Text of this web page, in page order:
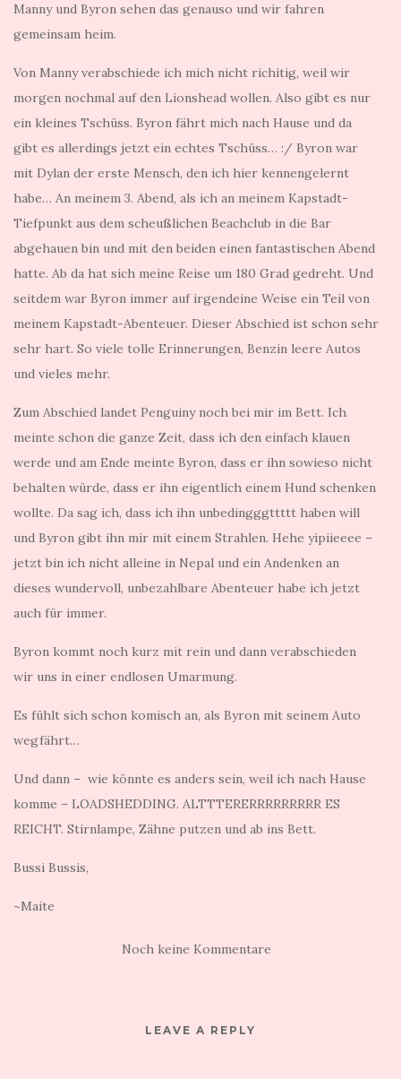
Manny und Byron sehen das genauso und wir fahren
gemeinsam heim.
Von Manny verabschiede ich mich nicht richitig, weil wir
morgen nochmal auf den Lionshead wollen. Also gibt es nur
ein kleines Tschüss. Byron fährt mich nach Hause und da
gibt es allerdings jetzt ein echtes Tschüss… :/ Byron war
mit Dylan der erste Mensch, den ich hier kennengelernt
habe… An meinem 3. Abend, als ich an meinem Kapstadt-
Tiefpunkt aus dem scheußlichen Beachclub in die Bar
abgehauen bin und mit den beiden einen fantastischen Abend
hatte. Ab da hat sich meine Reise um 180 Grad gedreht. Und
seitdem war Byron immer auf irgendeine Weise ein Teil von
meinem Kapstadt-Abenteuer. Dieser Abschied ist schon sehr
sehr hart. So viele tolle Erinnerungen, Benzin leere Autos
und vieles mehr.
Zum Abschied landet Penguiny noch bei mir im Bett. Ich
meinte schon die ganze Zeit, dass ich den einfach klauen
werde und am Ende meinte Byron, dass er ihn sowieso nicht
behalten würde, dass er ihn eigentlich einem Hund schenken
wollte. Da sag ich, dass ich ihn unbedingggttttt haben will
und Byron gibt ihn mir mit einem Strahlen. Hehe yipiieeee –
jetzt bin ich nicht alleine in Nepal und ein Andenken an
dieses wundervoll, unbezahlbare Abenteuer habe ich jetzt
auch für immer.
Byron kommt noch kurz mit rein und dann verabschieden
wir uns in einer endlosen Umarmung.
Es fühlt sich schon komisch an, als Byron mit seinem Auto
wegfährt…
Und dann – wie könnte es anders sein, weil ich nach Hause
komme – LOADSHEDDING. ALTTTERERRRRRRRRR ES
REICHT. Stirnlampe, Zähne putzen und ab ins Bett.
Bussi Bussis,
~Maite
Noch keine Kommentare
LEAVE A REPLY